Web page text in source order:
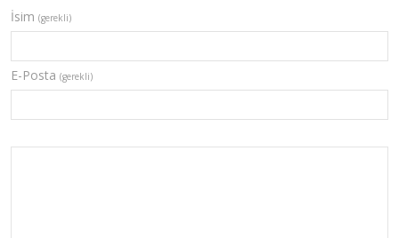
İsim (gerekli)
E-Posta (gerekli)